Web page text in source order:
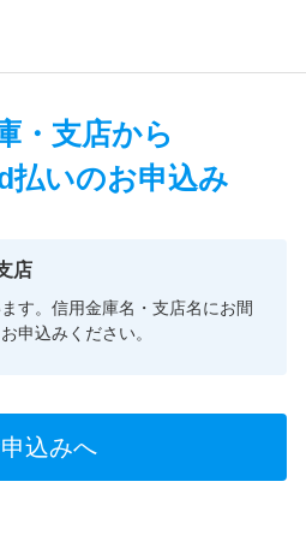
・支店から
払いのお申込み
店
す。信用金庫名・支店名にお間
申込みください。
込みへ